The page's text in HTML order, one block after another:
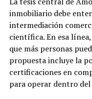
inmobiliario debe
intermediación
científica. En esa
que más personas
propuesta incluye la
certificaciones en
para operar dentro del